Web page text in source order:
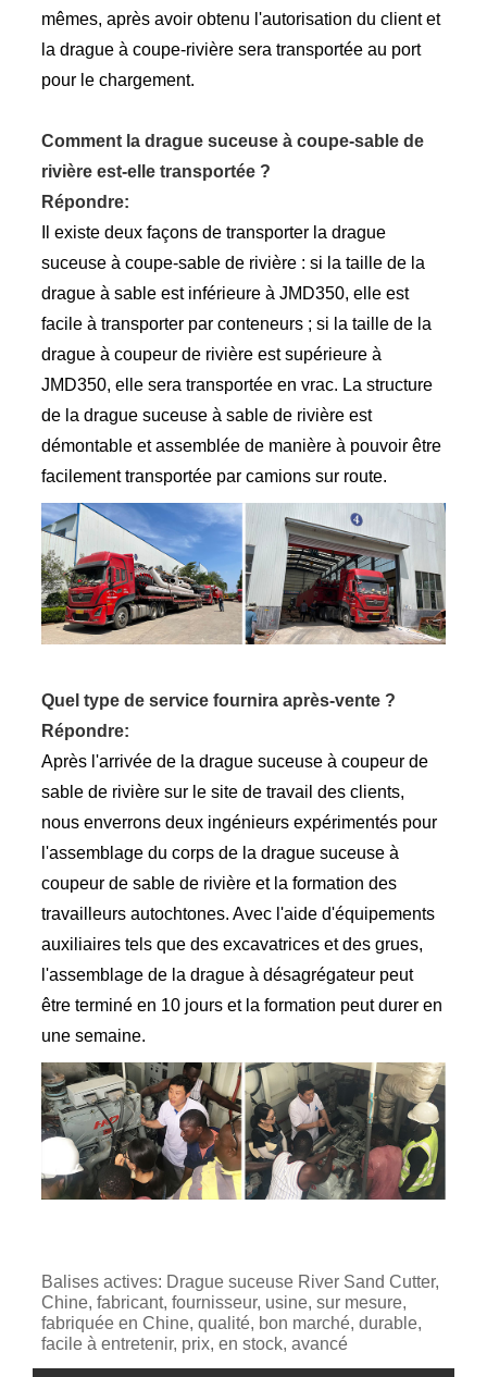
mêmes, après avoir obtenu l'autorisation du client et
la drague à coupe-rivière sera transportée au port
pour le chargement.
Comment la drague suceuse à coupe-sable de
rivière est-elle transportée ?
Répondre:
Il existe deux façons de transporter la drague
suceuse à coupe-sable de rivière : si la taille de la
drague à sable est inférieure à JMD350, elle est
facile à transporter par conteneurs ; si la taille de la
drague à coupeur de rivière est supérieure à
JMD350, elle sera transportée en vrac. La structure
de la drague suceuse à sable de rivière est
démontable et assemblée de manière à pouvoir être
facilement transportée par camions sur route.
Quel type de service fournira après-vente ?
Répondre:
Après l'arrivée de la drague suceuse à coupeur de
sable de rivière sur le site de travail des clients,
nous enverrons deux ingénieurs expérimentés pour
l'assemblage du corps de la drague suceuse à
coupeur de sable de rivière et la formation des
travailleurs autochtones. Avec l'aide d'équipements
auxiliaires tels que des excavatrices et des grues,
l'assemblage de la drague à désagrégateur peut
être terminé en 10 jours et la formation peut durer en
une semaine.
Balises actives: Drague suceuse River Sand Cutter,
Chine, fabricant, fournisseur, usine, sur mesure,
fabriquée en Chine, qualité, bon marché, durable,
facile à entretenir, prix, en stock, avancé